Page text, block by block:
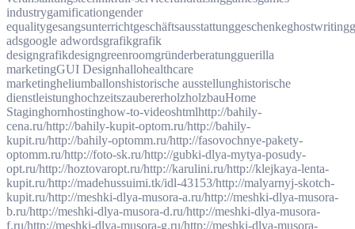
industrygamificationgender
equalitygesangsunterrichtgeschäftsausstattunggeschenkeghostwriting
adsgoogle adwordsgrafikgrafik
designgrafikdesigngreenroomgründerberatungguerilla
marketingGUI Designhallohealthcare
marketingheliumballonshistorische ausstellunghistorische
dienstleistunghochzeitszaubererholzholzbauHome
Staginghornhostinghow-to-videoshtmlhttp://bahily-
cena.ru/http://bahily-kupit-optom.ru/http://bahily-
kupit.ru/http://bahily-optomm.ru/http://fasovochnye-pakety-
optomm.ru/http://foto-sk.ru/http://gubki-dlya-mytya-posudy-
opt.ru/http://hoztovaropt.ru/http://karulini.ru/http://klejkaya-lenta-
kupit.ru/http://madehussuimi.tk/idl-43153/http://malyarnyj-skotch-
kupit.ru/http://meshki-dlya-musora-a.ru/http://meshki-dlya-musora-
b.ru/http://meshki-dlya-musora-d.ru/http://meshki-dlya-musora-
f.ru/http://meshki-dlya-musora-g.ru/http://meshki-dlya-musora-